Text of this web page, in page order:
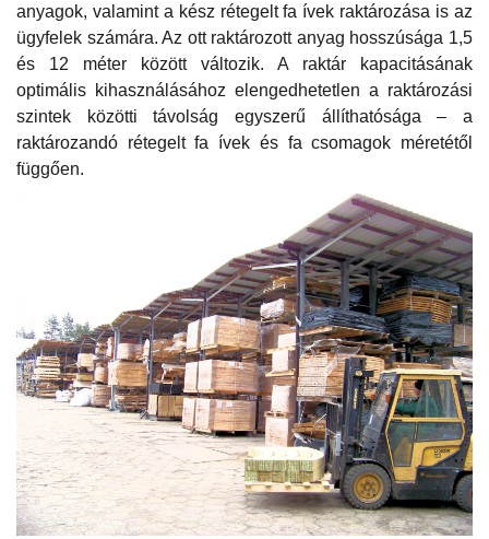
anyagok, valamint a kész rétegelt fa ívek raktározása is az
ügyfelek számára. Az ott raktározott anyag hosszúsága 1,5
és 12 méter között változik. A raktár kapacitásának
optimális kihasználásához elengedhetetlen a raktározási
szintek közötti távolság egyszerű állíthatósága – a
raktározandó rétegelt fa ívek és fa csomagok méretétől
függően.